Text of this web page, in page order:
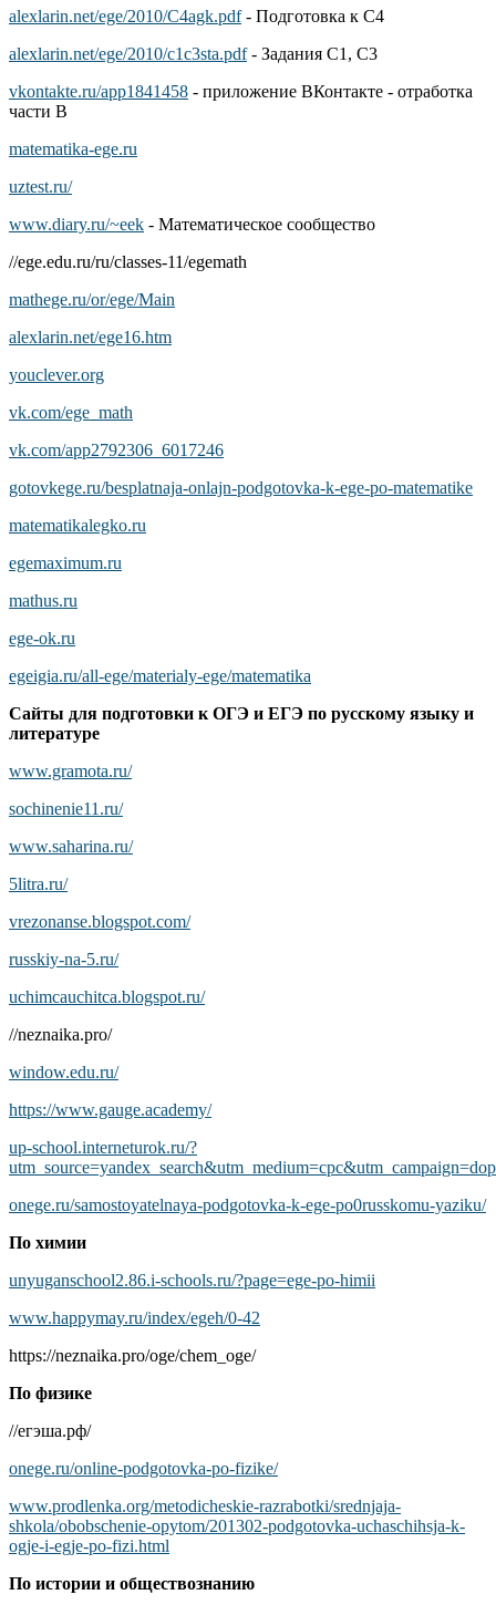
alexlarin.net/ege/2010/C4agk.pdf- Подготовка к С4
alexlarin.net/ege/2010/c1c3sta.pdf- Задания С1, С3
vkontakte.ru/app1841458 - приложение ВКонтакте - отработка
части В
matematika-ege.ru
uztest.ru/
www.diary.ru/~eek - Математическое сообщество
//ege.edu.ru/ru/classes-11/egemath
mathege.ru/or/ege/Main
alexlarin.net/ege16.htm
youclever.org
vk.com/ege_math
vk.com/app2792306_6017246
gotovkege.ru/besplatnaja-onlajn-podgotovka-k-ege-po-matematike
matematikalegko.ru
egemaximum.ru
mathus.ru
ege-ok.ru
egeigia.ru/all-ege/materialy-ege/matematika
Сайты для подготовки к ОГЭ и ЕГЭ по русскому языку и
литературе
www.gramota.ru/
sochinenie11.ru/
www.saharina.ru/
5litra.ru/
vrezonanse.blogspot.com/
russkiy-na-5.ru/
uchimcauchitca.blogspot.ru/
//neznaika.pro/
window.edu.ru/
https://www.gauge.academy/
up-school.interneturok.ru/?
onege.ru/samostoyatelnaya-podgotovka-k-ege-po0russkomu-yaziku/
По химии
unyuganschool2.86.i-schools.ru/?page=ege-po-himii
www.happymay.ru/index/egeh/0-42
https://neznaika.pro/oge/chem_oge/
По физике
//егэша.рф/
onege.ru/online-podgotovka-po-fizike/
www.prodlenka.org/metodicheskie-razrabotki/srednjaja-
shkola/obobschenie-opytom/201302-podgotovka-uchaschihsja-k-
ogje-i-egje-po-fizi.html
По истории и обществознанию